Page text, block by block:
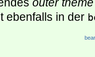
outer theme
ebenfalls in der